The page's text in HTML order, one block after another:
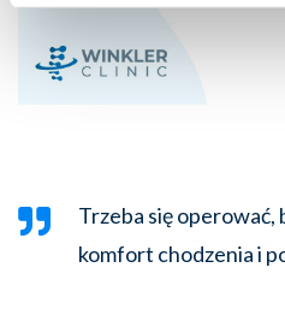
Trzeba się operować,
komfort chodzenia i